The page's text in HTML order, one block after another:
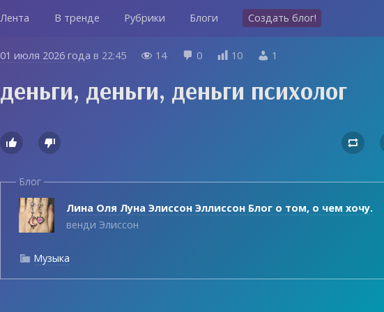
Лента В тренде Рубрики Блоги Создать блог!
01 июля 2026 года в 22:45  14  0  10  1
деньги, деньги, деньги психолог
  
Блог
Лина Оля Луна Элиссон Эллиссон Блог о том, о чем хочу.
венди Элиссон
 Музыка